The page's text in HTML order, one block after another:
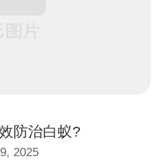
防治白蚁?
2025